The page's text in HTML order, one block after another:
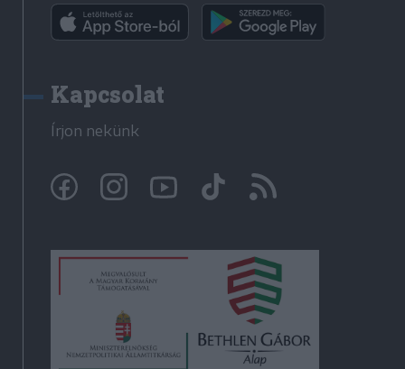
Kapcsolat
Írjon nekünk